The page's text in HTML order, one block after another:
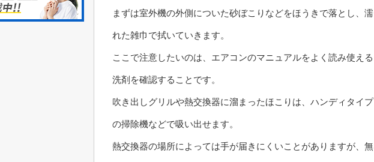
まずは室外機の外側についた砂ぼこりなどをほうきで落とし、濡
れた雑巾で拭いていきます。
ここで注意したいのは、エアコンのマニュアルをよく読み使える
洗剤を確認することです。
吹き出しグリルや熱交換器に溜まったほこりは、ハンディタイプ
の掃除機などで吸い出せます。
熱交換器の場所によっては手が届きにくいことがありますが、無